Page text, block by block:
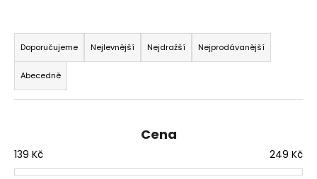
Ř
a
z
e
n
r
Doporučujeme Nejlevnější Nejdražší Nejprodávanější
Abecedně
Cena
139 Kč 249 Kč
a
j
t